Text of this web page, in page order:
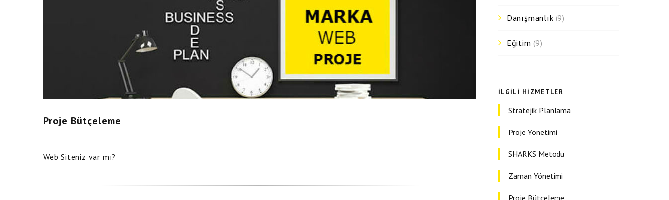
Proje Bütçeleme
Web Siteniz var mı?
Danışmanlık (9)
Eğitim (9)
İLGILI HIZMETLER
Stratejik Planlama
Proje Yönetimi
SHARKS Metodu
Zaman Yönetimi
Proje Bütçeleme